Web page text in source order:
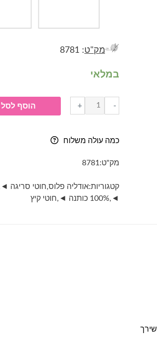
מק"ט: 8781
במלאי
-
כמות
של
כותנה-
פלוס-
ירוק
יער
+ הוסף לסל
כמה עולה משלוח
מק"ט: 8781
קטגוריות:אודליה פלוס,חוטי סריגה ◄
◄
,100% כותנה ◄ ,חוטי קיץ